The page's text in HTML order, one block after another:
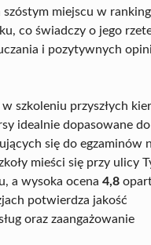
szóstym miejscu w
co świadczy o jego
i pozytywnych
szkoleniu przyszłych
idealnie dopasowane
się do egzaminów
mieści się przy ulicy
a wysoka ocena 4,8
potwierdza jakość
oraz zaangażowanie